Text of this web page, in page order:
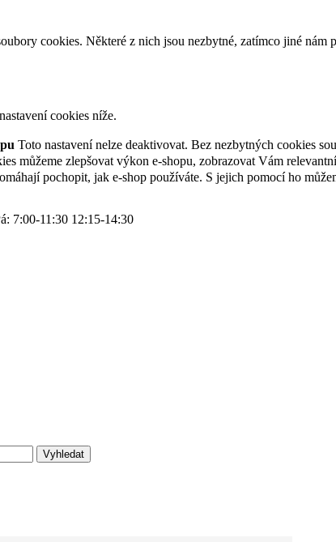
cookies. Některé z nich jsou nezbytné, zatímco jiné
cookies níže.
Toto nastavení nelze deaktivovat. Bez nezbytných cookies
můžeme zlepšovat výkon e-shopu, zobrazovat Vám
pochopit, jak e-shop používáte. S jejich pomocí ho
7:00-11:30 12:15-14:30
Vyhledat